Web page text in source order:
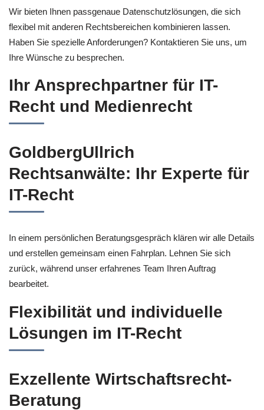
Wir bieten Ihnen passgenaue Datenschutzlösungen, die sich
flexibel mit anderen Rechtsbereichen kombinieren lassen.
Haben Sie spezielle Anforderungen? Kontaktieren Sie uns, um
Ihre Wünsche zu besprechen.
Ihr Ansprechpartner für IT-
Recht und Medienrecht
GoldbergUllrich
Rechtsanwälte: Ihr Experte für
IT-Recht
In einem persönlichen Beratungsgespräch klären wir alle Details
und erstellen gemeinsam einen Fahrplan. Lehnen Sie sich
zurück, während unser erfahrenes Team Ihren Auftrag
bearbeitet.
Flexibilität und individuelle
Lösungen im IT-Recht
Exzellente Wirtschaftsrecht-
Beratung